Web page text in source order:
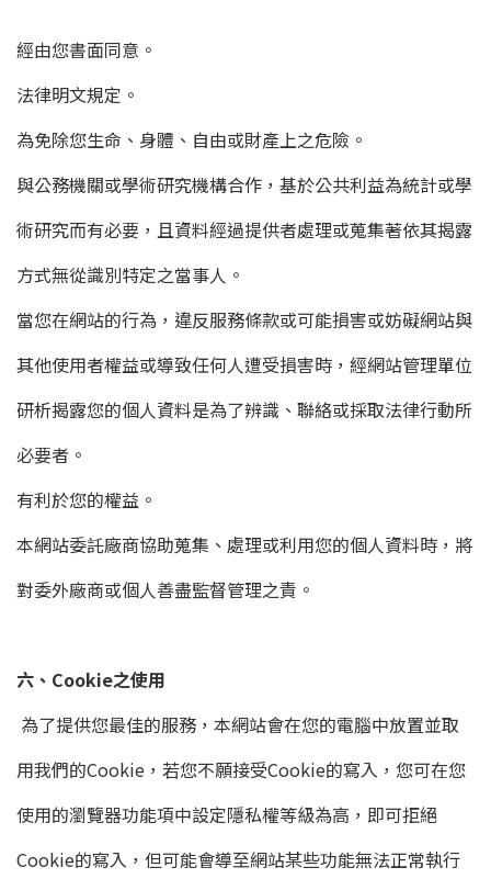
經由您書面同意。
法律明文規定。
為免除您生命、身體、自由或財產上之危險。
與公務機關或學術研究機構合作，基於公共利益為統計或學
術研究而有必要，且資料經過提供者處理或蒐集著依其揭露
方式無從識別特定之當事人。
當您在網站的行為，違反服務條款或可能損害或妨礙網站與
其他使用者權益或導致任何人遭受損害時，經網站管理單位
研析揭露您的個人資料是為了辨識、聯絡或採取法律行動所
必要者。
有利於您的權益。
本網站委託廠商協助蒐集、處理或利用您的個人資料時，將
對委外廠商或個人善盡監督管理之責。
六、Cookie之使用
為了提供您最佳的服務，本網站會在您的電腦中放置並取
用我們的Cookie，若您不願接受Cookie的寫入，您可在您
使用的瀏覽器功能項中設定隱私權等級為高，即可拒絕
Cookie的寫入，但可能會導至網站某些功能無法正常執行